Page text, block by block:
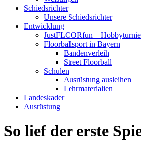
Schiedsrichter
Unsere Schiedsrichter
Entwicklung
JustFLOORfun –
Floorballsport in Bayern
Bandenverleih
Street Floorball
Schulen
Ausrüstung ausleihen
Lehrmaterialien
Landeskader
Ausrüstung
So lief der erste